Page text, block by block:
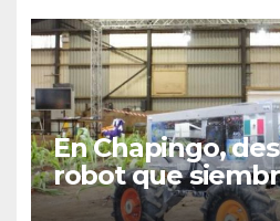
En Chapingo,
robot que
aplica